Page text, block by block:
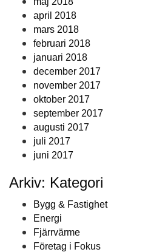
april 2018
mars 2018
februari 2018
januari 2018
december 2017
november 2017
oktober 2017
september 2017
augusti 2017
juli 2017
juni 2017
Arkiv: Kategori
Bygg & Fastighet
Energi
Fjärrvärme
Företag i Fokus